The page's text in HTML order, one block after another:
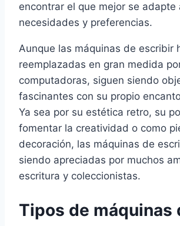
encontrar el que mejor se adapte
necesidades y preferencias.
Aunque las máquinas de escribir
reemplazadas en gran medida
computadoras, siguen siendo
fascinantes con su propio
Ya sea por su estética retro, su
fomentar la creatividad o como
decoración, las máquinas de
siendo apreciadas por muchos
escritura y coleccionistas.
Tipos de máquinas